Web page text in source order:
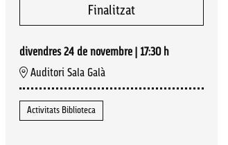
Finalitzat
divendres 24 de novembre
17:30 h
Auditori Sala Galà
Activitats Biblioteca